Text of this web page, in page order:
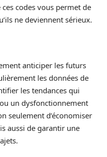
codes vous permet de
ne deviennent sérieux.
anticiper les futurs
les données de
les tendances qui
un dysfonctionnement
seulement d’économiser
aussi de garantir une